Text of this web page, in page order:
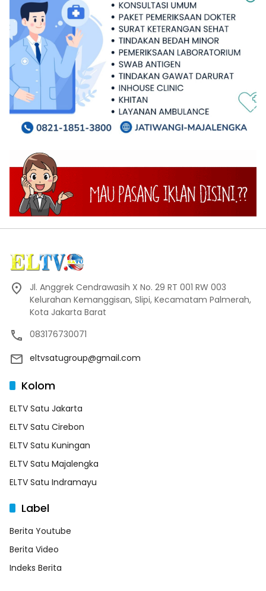
Jl. Anggrek Cendrawasih X No. 29 RT 001 RW 003
Kelurahan Kemanggisan, Slipi, Kecamatam Palmerah,
Kota Jakarta Barat
083176730071
eltvsatugroup@gmail.com
Kolom
ELTV Satu Jakarta
ELTV Satu Cirebon
ELTV Satu Kuningan
ELTV Satu Majalengka
ELTV Satu Indramayu
Label
Berita Youtube
Berita Video
Indeks Berita